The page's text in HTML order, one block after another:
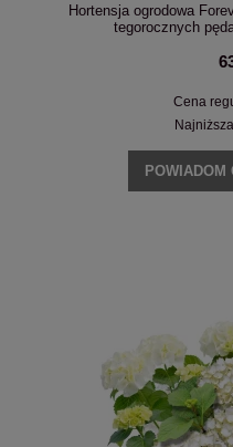
Hortensja ogrodowa
tegorocznych
Cena
POWIADOM